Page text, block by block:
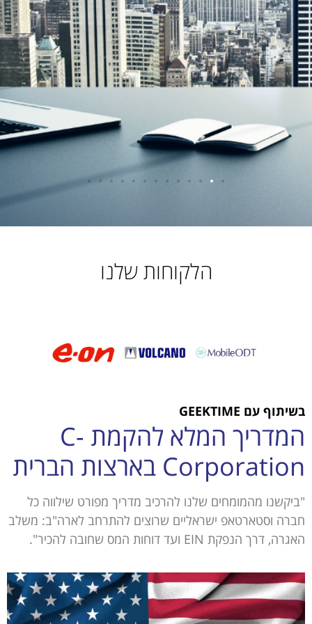
הלקוחות שלנו
בשיתוף עם GEEKTIME
המדריך המלא להקמת C-
Corporation בארצות הברית
"ביקשנו מהמומחים שלנו להרכיב מדריך מפורט שילווה כל
חברה וסטארטאפ ישראליים שרוצים להתרחב לארה"ב: משלב
האגרה, דרך הנפקת EIN ועד דוחות המס שחובה להכיר".